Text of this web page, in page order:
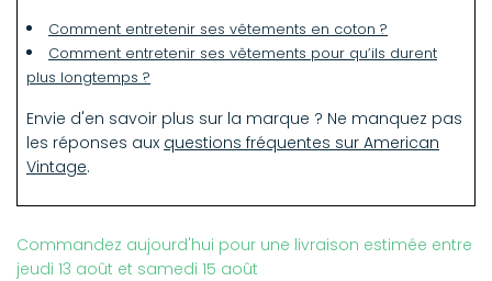
Comment entretenir ses vêtements en coton ?
Comment entretenir ses vêtements pour qu’ils durent
plus longtemps ?
Envie d'en savoir plus sur la marque ? Ne manquez pas
les réponses aux questions fréquentes sur American
Vintage.
Commandez aujourd'hui pour une livraison estimée entre
jeudi 13 août et samedi 15 août